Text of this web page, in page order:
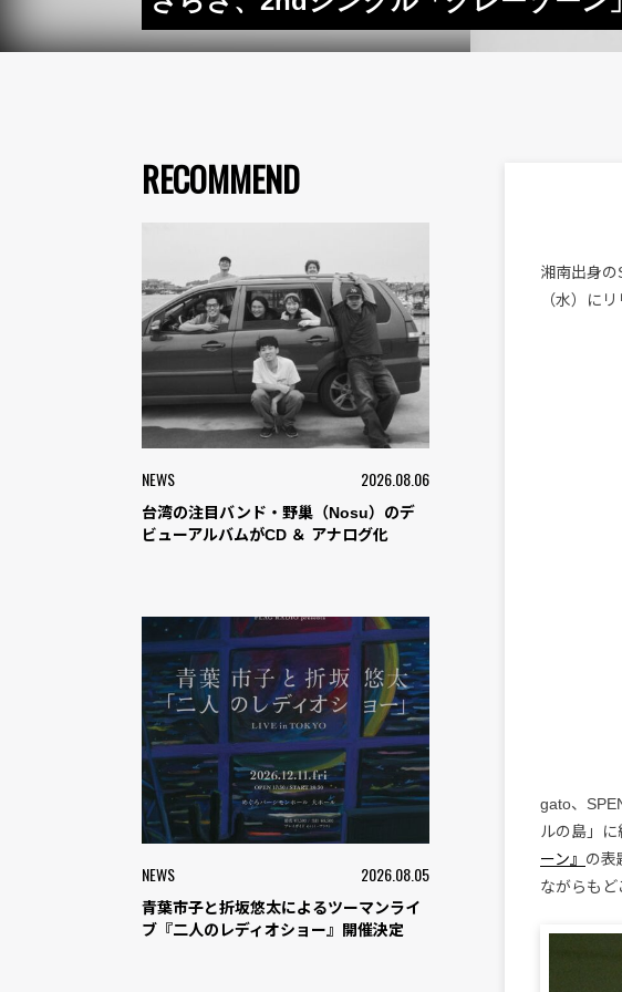
RECOMMEND
NEWS 2026.08.06
台湾の注目バンド・野巢（Nosu）のデ
ビューアルバムがCD ＆ アナログ化
NEWS 2026.08.05
青葉市子と折坂悠太によるツーマンライ
ブ『二人のレディオショー』開催決定
湘南出身
（水）に
gato、
ルの島」
ーン』 の表
ながらもど